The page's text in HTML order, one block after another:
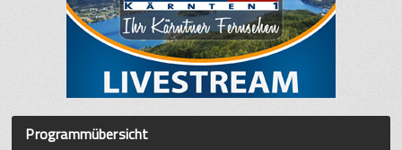
Programmübersicht